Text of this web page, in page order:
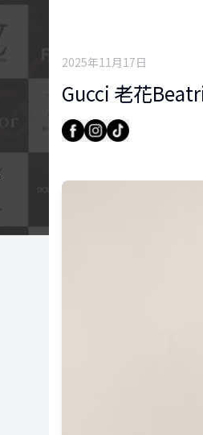
2025年11月17日
Gucci 老花